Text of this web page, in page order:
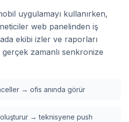
uygulamayı kullanırken,
web panelinden iş
ekibi izler ve raporları
zamanlı senkronize
→ ofis anında görür
→ teknisyene push